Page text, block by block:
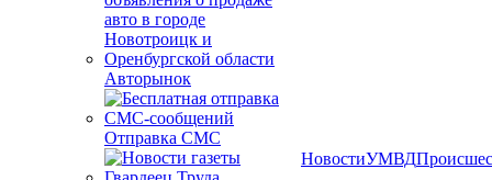
Авторынок
Отправка СМС
НовостиУМВД